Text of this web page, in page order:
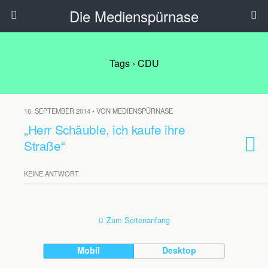
Die Medienspürnase
Tags › CDU
16. SEPTEMBER 2014 • VON MEDIENSPÜRNASE
„Herr Schäuble, ich kaufe ihre
Straße“
KEINE ANTWORT
Zum Seitenanfang
Mobil Desktop